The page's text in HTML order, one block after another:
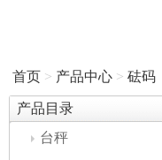
首页 > 产品中心 > 砝码
产品目录
台秤